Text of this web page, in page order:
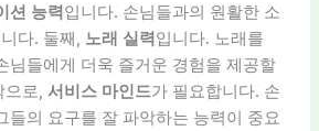
션 능력 입니다. 손님들과의 원활한 소
다. 둘째, 노래 실력 입니다. 노래를
님들에게 더욱 즐거운 경험을 제공할
으로, 서비스 마인드가 필요합니다. 손
들의 요구를 잘 파악하는 능력이 중요